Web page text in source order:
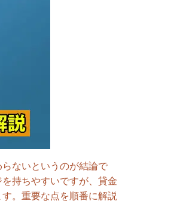
ないというのが結論で
持ちやすいですが、貸金
。重要な点を順番に解説